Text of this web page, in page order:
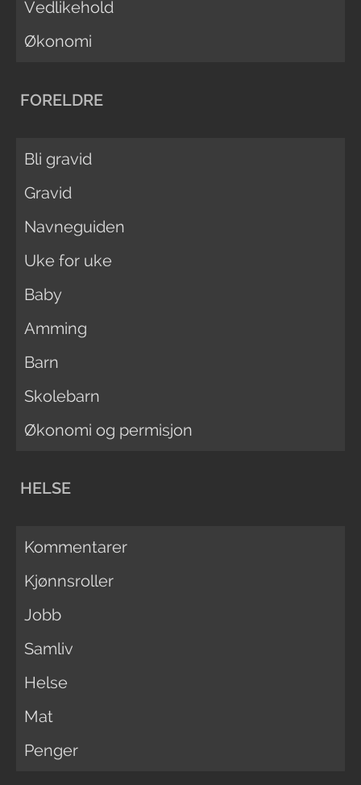
Vedlikehold
Økonomi
FORELDRE
Bli gravid
Gravid
Navneguiden
Uke for uke
Baby
Amming
Barn
Skolebarn
Økonomi og permisjon
HELSE
Kommentarer
Kjønnsroller
Jobb
Samliv
Helse
Mat
Penger